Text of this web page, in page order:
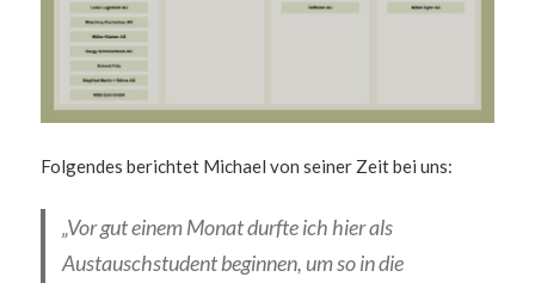
Folgendes berichtet Michael von seiner Zeit bei uns:
„Vor gut einem Monat durfte ich hier als
Austauschstudent beginnen, um so in die